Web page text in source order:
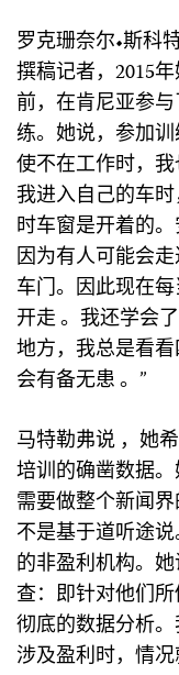
罗克珊奈尔•斯科
撰稿记者，2015
前，在肯尼亚参
练。她说，参加
使不在工作时，
我进入自己的车
时车窗是开着的
因为有人可能会
车门。因此现在
开走 。我还学会
地方，我总是看
会有备无患 。”
马特勒弗说 ，她
培训的确凿数据
需要做整个新闻
不是基于道听途
的非盈利机构。
查：即针对他们
彻底的数据分析
涉及盈利时，情